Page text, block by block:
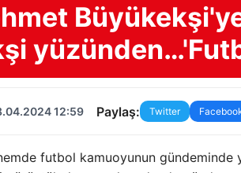
12:59 Paylaş: Twitter
futbol kamuoyunun gündeminde